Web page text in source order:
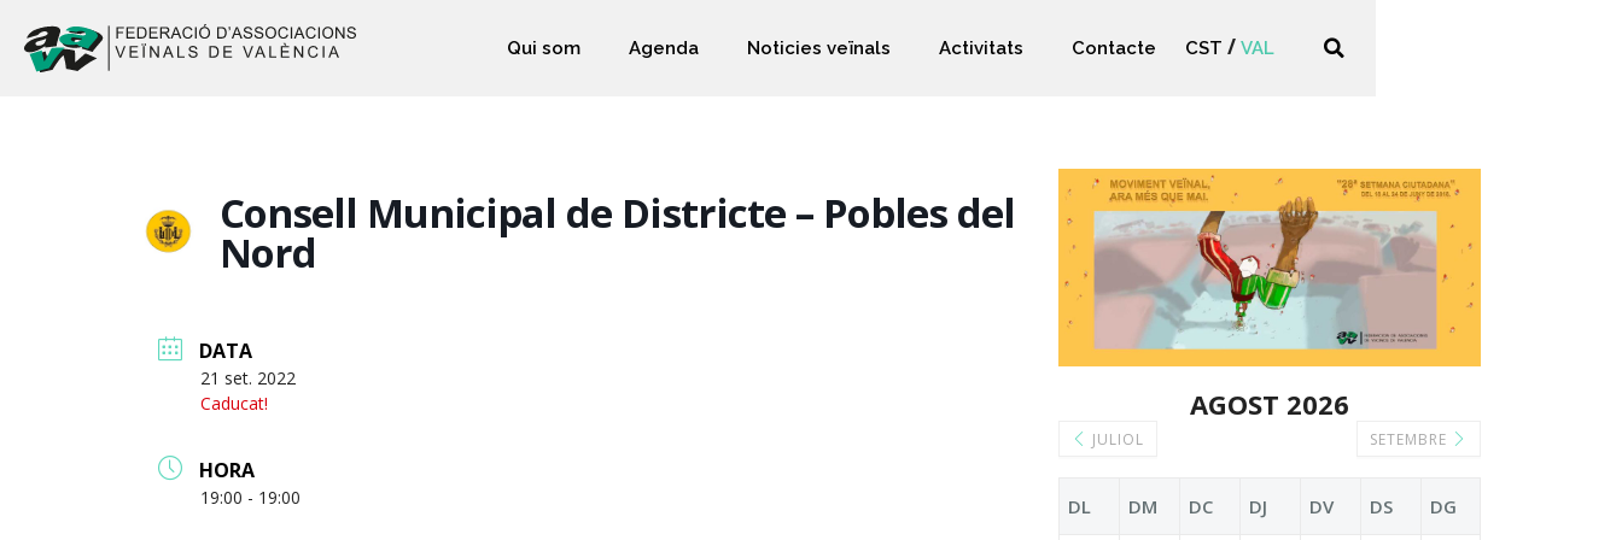
Qui som Agenda Noticies veïnals Activitats Contacte CST VAL
Consell Municipal de Districte – Pobles del
Nord
DATA
21 set. 2022
Caducat!
HORA
19:00 - 19:00
JULIOL
AGOST 2026
SETEMBRE
DL DM DC DJ DV DS DG